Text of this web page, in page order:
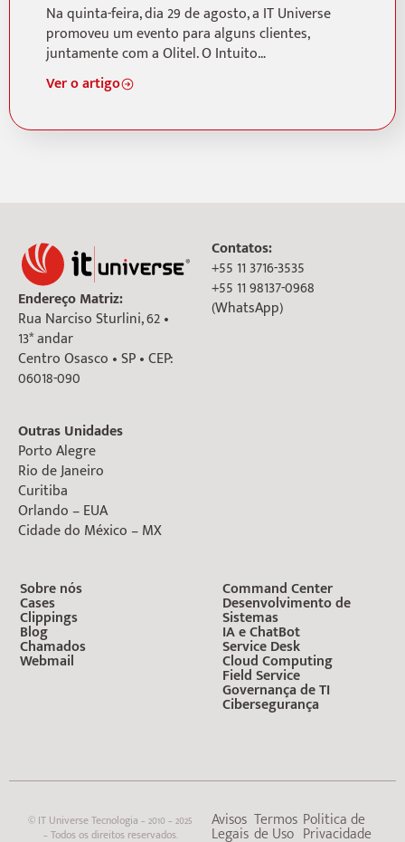
Na quinta-feira, dia 29 de agosto, a IT Universe
promoveu um evento para alguns clientes,
juntamente com a Olitel. O Intuito…
Ver o artigo
Endereço Matriz:
Rua Narciso Sturlini, 62 •
13* andar
Centro Osasco • SP • CEP:
06018-090
Outras Unidades
Porto Alegre
Rio de Janeiro
Curitiba
Orlando – EUA
Cidade do México – MX
Contatos:
+55 11 3716-3535
+55 11 98137-0968
(WhatsApp)
Sobre nós
Cases
Clippings
Blog
Chamados
Webmail
Command Center
Desenvolvimento de
Sistemas
IA e ChatBot
Service Desk
Cloud Computing
Field Service
Governança de TI
Cibersegurança
© IT Universe Tecnologia – 2010 – 2025
– Todos os direitos reservados.
Avisos
Legais
Termos
de Uso
Politica de
Privacidade